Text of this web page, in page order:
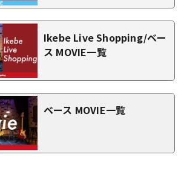
Ikebe Live Shopping/ベー
ス MOVIE一覧
ベース MOVIE一覧